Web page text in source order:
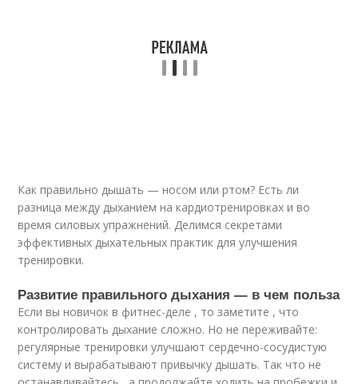
Как правильно дышать — носом или ртом? Есть ли
разница между дыханием на кардиотренировках и во
время силовых упражнений. Делимся секретами
эффективных дыхательных практик для улучшения
тренировки.
Развитие правильного дыхания — в чем польза
Если вы новичок в фитнес-деле , то заметите , что
контролировать дыхание сложно. Но не переживайте:
регулярные тренировки улучшают сердечно-сосудистую
систему и вырабатывают привычку дышать. Так что не